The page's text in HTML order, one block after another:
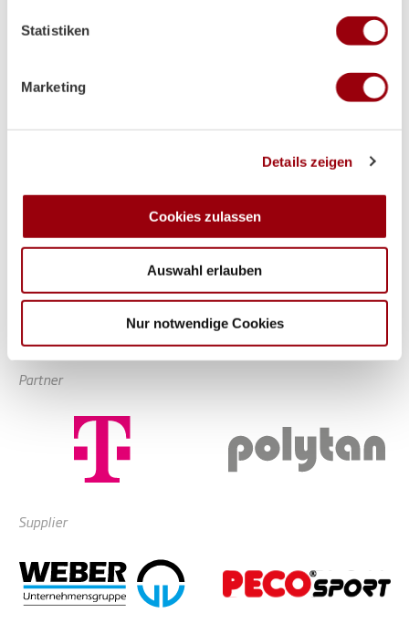
Ihr Gerät durch aktives Scannen nach bestimmten
Merkmalen (Fingerprinting) identifizieren
verarbeitet werden, und legen Sie Ihre Präferenzen im
Abschnitt Einzelheiten
personalisieren, Funktionen für soziale Medien anbieten
soziale Medien, Werbung und Analysen weiter. Unsere
Partner führen diese Informationen möglicherweise mit
weiteren Daten zusammen, die Sie ihnen bereitgestellt
haben oder die sie im Rahmen Ihrer Nutzung der Dienste
Statistiken
Marketing
Details zeigen
Cookies zulassen
Auswahl erlauben
Nur notwendige Cookies
Partner
Supplier